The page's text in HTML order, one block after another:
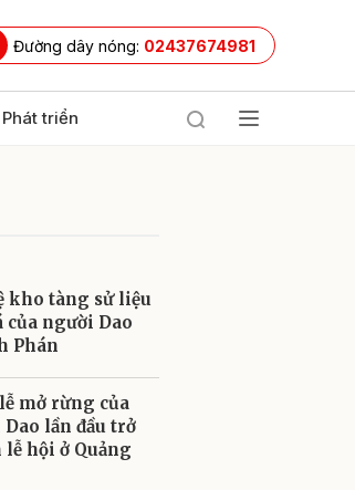
Đường dây nóng: 02437674981
triển
kho tàng sử liệu
của người Dao
Phán
mở rừng của
lần đầu trở
hội ở Quảng